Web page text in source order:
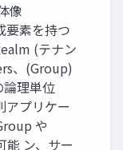
像
要素を持つ
(テナン
、(Group)
理単位
アプリケー
や
能 ン、サー